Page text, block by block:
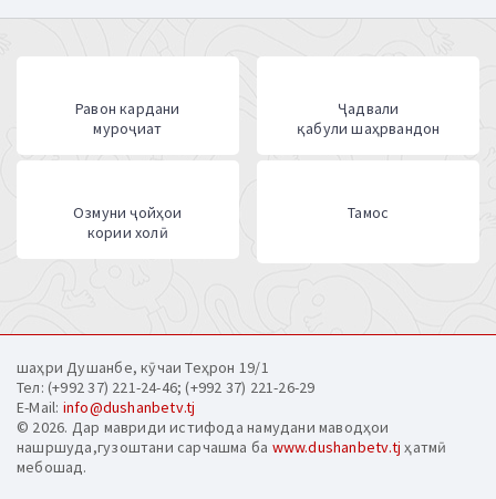
Равон кардани
муроҷиат
Ҷадвали
қабули шаҳрвандон
Озмуни ҷойҳои
кории холӣ
Тамос
шаҳри Душанбе, кӯчаи Теҳрон 19/1
Тел: (+992 37) 221-24-46; (+992 37) 221-26-29
E-Mail: info@dushanbetv.tj
© 2026. Дар мавриди истифода намудани маводҳои
нашршуда,гузоштани сарчашма ба www.dushanbetv.tj ҳатмӣ
мебошад.